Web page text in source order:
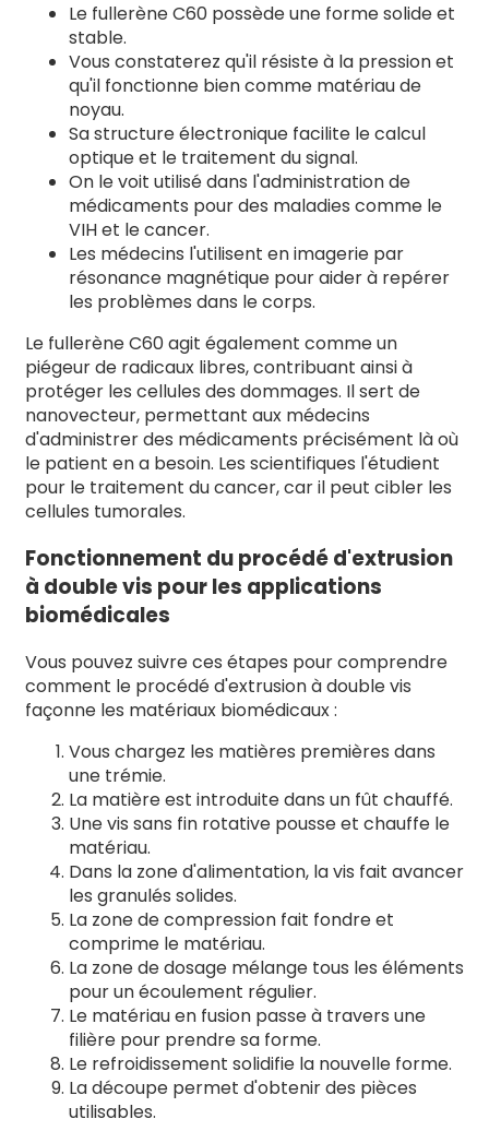
Le fullerène C60 possède une forme solide et
stable.
Vous constaterez qu'il résiste à la pression et
qu'il fonctionne bien comme matériau de
noyau.
Sa structure électronique facilite le calcul
optique et le traitement du signal.
On le voit utilisé dans l'administration de
médicaments pour des maladies comme le
VIH et le cancer.
Les médecins l'utilisent en imagerie par
résonance magnétique pour aider à repérer
les problèmes dans le corps.
Le fullerène C60 agit également comme un
piégeur de radicaux libres, contribuant ainsi à
protéger les cellules des dommages. Il sert de
nanovecteur, permettant aux médecins
d'administrer des médicaments précisément là où
le patient en a besoin. Les scientifiques l'étudient
pour le traitement du cancer, car il peut cibler les
cellules tumorales.
Fonctionnement du procédé d'extrusion
à double vis pour les applications
biomédicales
Vous pouvez suivre ces étapes pour comprendre
comment le procédé d'extrusion à double vis
façonne les matériaux biomédicaux :
Vous chargez les matières premières dans
une trémie.
La matière est introduite dans un fût chauffé.
Une vis sans fin rotative pousse et chauffe le
matériau.
Dans la zone d'alimentation, la vis fait avancer
les granulés solides.
La zone de compression fait fondre et
comprime le matériau.
La zone de dosage mélange tous les éléments
pour un écoulement régulier.
Le matériau en fusion passe à travers une
filière pour prendre sa forme.
Le refroidissement solidifie la nouvelle forme.
La découpe permet d'obtenir des pièces
utilisables.